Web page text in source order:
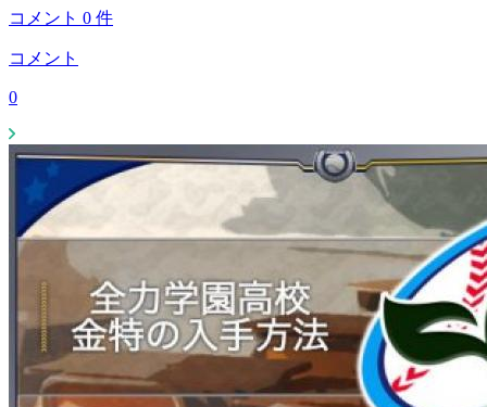
コメント 0 件
コメント
0